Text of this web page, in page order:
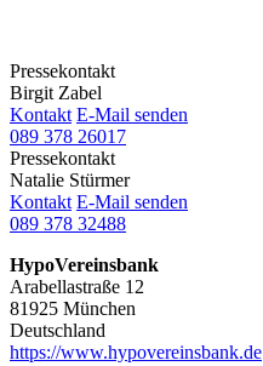
Pressekontakt
Birgit Zabel
Kontakt E-Mail senden
089 378 26017
Pressekontakt
Natalie Stürmer
Kontakt E-Mail senden
089 378 32488
HypoVereinsbank
Arabellastraße 12
81925 München
Deutschland
https://www.hypovereinsbank.de